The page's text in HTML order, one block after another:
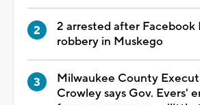
2 arrested after Facebook
robbery in Muskego
Milwaukee County
Crowley says Gov. Evers'